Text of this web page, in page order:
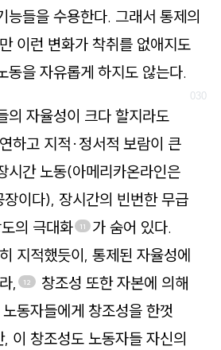
능들을 수용한다. 그래서 통제의
이런 변화가 착취를 없애지도
동을 자유롭게 하지도 않는다.
의 자율성이 크다 할지라도
하고 지적·정서적 보람이 큰
시간 노동(아메리카온라인은
이다), 장시간의 빈번한 무급
의 극대화 11
가 숨어 있다.
지적했듯이, 통제된 자율성에
,
12
창조성 또한 자본에 의해
동자들에게 창조성을 한껏
이 창조성도 노동자들 자신의